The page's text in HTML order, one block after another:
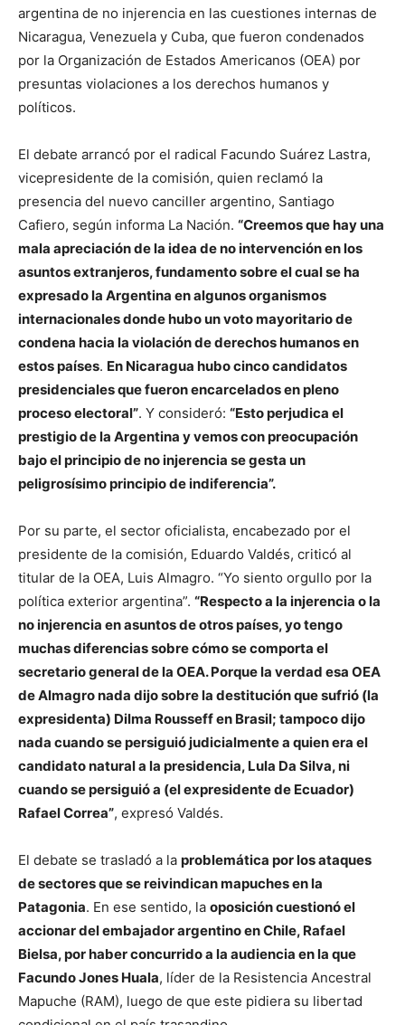
argentina de no injerencia en las cuestiones internas de
Nicaragua, Venezuela y Cuba, que fueron condenados
por la Organización de Estados Americanos (OEA) por
presuntas violaciones a los derechos humanos y
políticos.
El debate arrancó por el radical Facundo Suárez Lastra,
vicepresidente de la comisión, quien reclamó la
presencia del nuevo canciller argentino, Santiago
Cafiero, según informa La Nación. “Creemos que hay una
mala apreciación de la idea de no intervención en los
asuntos extranjeros, fundamento sobre el cual se ha
expresado la Argentina en algunos organismos
internacionales donde hubo un voto mayoritario de
condena hacia la violación de derechos humanos en
estos países. En Nicaragua hubo cinco candidatos
presidenciales que fueron encarcelados en pleno
proceso electoral”. Y consideró: “Esto perjudica el
prestigio de la Argentina y vemos con preocupación
bajo el principio de no injerencia se gesta un
peligrosísimo principio de indiferencia”.
Por su parte, el sector oficialista, encabezado por el
presidente de la comisión, Eduardo Valdés, criticó al
titular de la OEA, Luis Almagro. “Yo siento orgullo por la
política exterior argentina”. “Respecto a la injerencia o la
no injerencia en asuntos de otros países, yo tengo
muchas diferencias sobre cómo se comporta el
secretario general de la OEA. Porque la verdad esa OEA
de Almagro nada dijo sobre la destitución que sufrió (la
expresidenta) Dilma Rousseff en Brasil; tampoco dijo
nada cuando se persiguió judicialmente a quien era el
candidato natural a la presidencia, Lula Da Silva, ni
cuando se persiguió a (el expresidente de Ecuador)
Rafael Correa”, expresó Valdés.
El debate se trasladó a la problemática por los ataques
de sectores que se reivindican mapuches en la
Patagonia. En ese sentido, la oposición cuestionó el
accionar del embajador argentino en Chile, Rafael
Bielsa, por haber concurrido a la audiencia en la que
Facundo Jones Huala, líder de la Resistencia Ancestral
Mapuche (RAM), luego de que este pidiera su libertad